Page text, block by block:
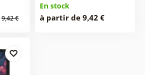
9,42 €
En stock
à partir de 9,42 €